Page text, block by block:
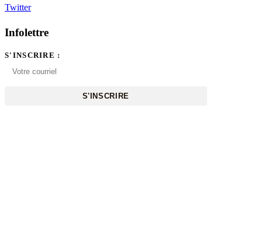
Twitter
Infolettre
S'INSCRIRE :
S'INSCRIRE